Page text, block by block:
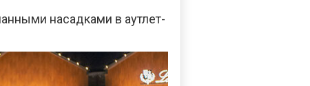
насадками в аутлет-